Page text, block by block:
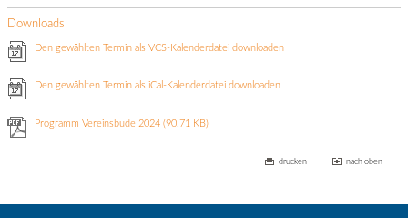
Downloads
Den gewählten Termin als VCS-Kalenderdatei downloaden
Den gewählten Termin als iCal-Kalenderdatei downloaden
Programm Vereinsbude 2024(90.71 KB)
drucken nach oben